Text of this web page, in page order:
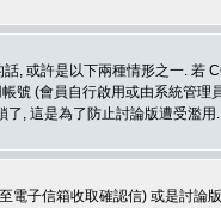
, 或許是以下兩種情形之一. 若
號 (會員自行啟用或由系統管
, 這是為了防止討論版遭受濫
電子信箱收取確認信) 或是討